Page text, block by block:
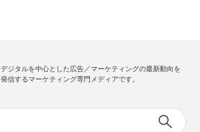
デジタルを中心とした広告／マーケティングの最新動向を
発信するマーケティング専門メディアです。